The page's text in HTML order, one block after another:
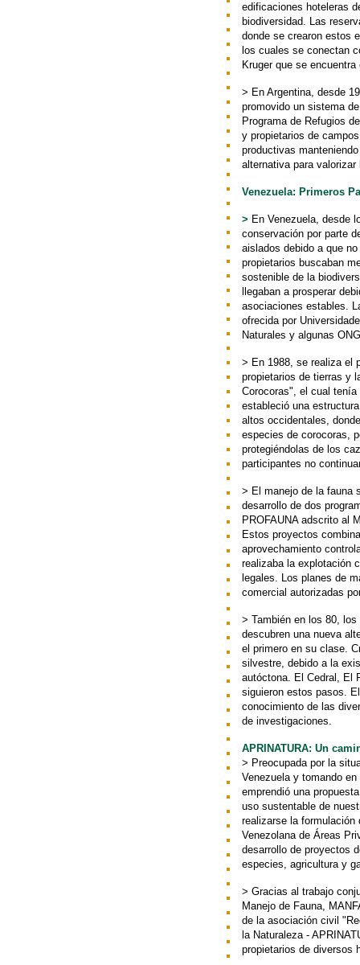
edificaciones hoteleras
biodiversidad. Las
donde se crearon estos
los cuales se conectan
Kruger que se
> En Argentina, desde
promovido un sistema
Programa de Refugios
y propietarios de
productivas
alternativa para
Venezuela: Primeros
> En Venezuela, desde
conservación por parte
aislados debido a que
propietarios buscaban
sostenible de la
llegaban a prosperar
asociaciones estables.
ofrecida por
Naturales y algunas
> En 1988, se realiza el
propietarios de tierras y
Corocoras", el cual
estableció una
altos occidentales,
especies de corocoras,
protegiéndolas de los
participantes no
> El manejo de la fauna
desarrollo de dos
PROFAUNA adscrito al
Estos proyectos
aprovechamiento
realizaba la explotación
legales. Los planes de
comercial autorizadas
> También en los 80,
descubren una nueva
el primero en su clase.
silvestre, debido a la
autóctona. El Cedral, El
siguieron estos pasos.
conocimiento de las
de investigaciones.
APRINATURA: Un
> Preocupada por la
Venezuela y tomando
emprendió una
uso sustentable de
realizarse la formulación
Venezolana de Áreas
desarrollo de proyectos
especies, agricultura y
> Gracias al trabajo
Manejo de Fauna,
de la asociación civil
la Naturaleza -
propietarios de diversos